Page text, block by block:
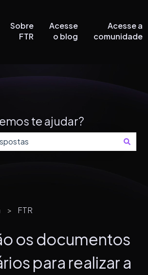
Sobre
FTR
Acesse
o blog
Acesse a
comunidade
te ajudar?
FTR
os documentos
para realizar a